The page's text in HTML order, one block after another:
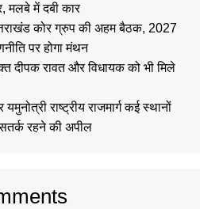
मलबे में दबी कार
कोर ग्रुप की अहम बैठक, 2027
पर होगा मंथन
दीपक रावत और विधायक को भी मिले
राष्ट्रीय राजमार्ग कई स्थानों
सतर्क रहने की अपील